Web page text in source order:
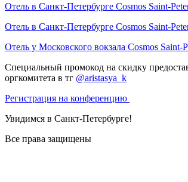
Отель в Санкт-Петербурге Cosmos Saint-
Отель в Санкт-Петербурге Cosmos Saint-
Отель у Московского вокзала Cosmos Saint-
Специальный промокод на скидку
оргкомитета в тг @aristasya_k
Регистрация на конференцию
Увидимся в Санкт-Петербурге!
Все права защищены